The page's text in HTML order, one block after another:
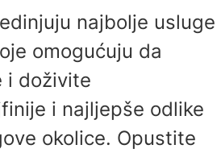
najbolje usluge
omogućuju da
i doživite
i najljepše odlike
okolice. Opustite